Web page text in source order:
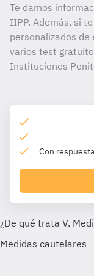
Te damos
IIPP. Además, si
personalizados de
varios test
Instituciones
Con